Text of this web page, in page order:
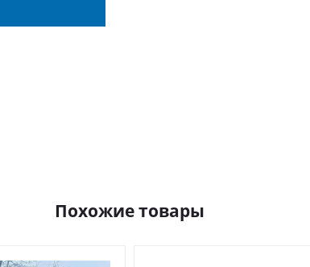
Похожие товары